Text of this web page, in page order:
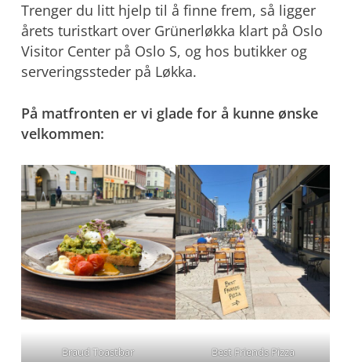
Trenger du litt hjelp til å finne frem, så ligger
årets turistkart over Grünerløkka klart på Oslo
Visitor Center på Oslo S, og hos butikker og
serveringssteder på Løkka.
På matfronten er vi glade for å kunne ønske
velkommen:
Braud Toastbar Best Friends Pizza